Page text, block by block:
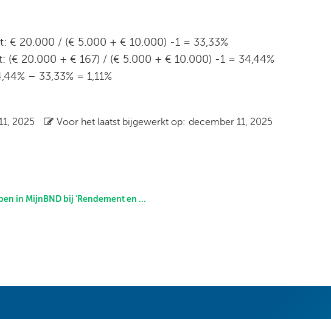
€ 20.000 / (€ 5.000 + € 10.000) -1 = 33,33%
(€ 20.000 + € 167) / (€ 5.000 + € 10.000) -1 = 34,44%
– 33,33% = 1,11%
2025 Voor het laatst bijgewerkt op: december 11, 2025
en kosten’ en hoe worden deze berekend?